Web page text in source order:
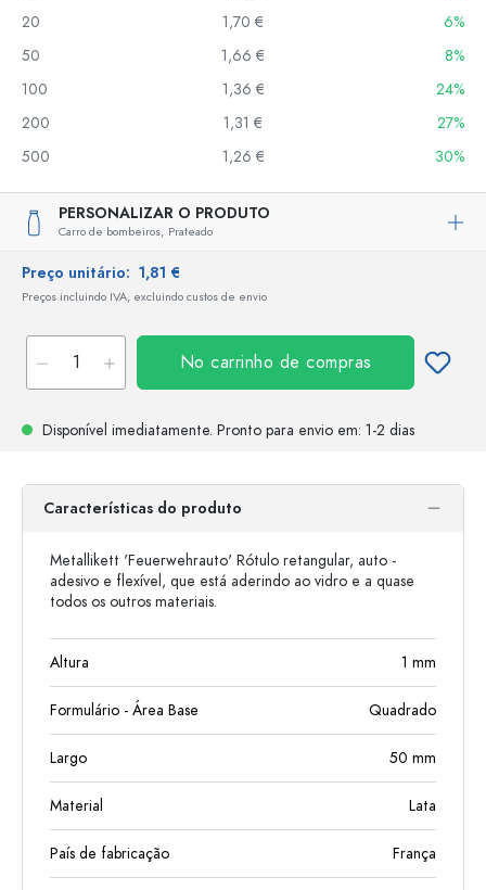
20
1,70 €
6%
50
1,66 €
8%
100
1,36 €
24%
200
1,31 €
27%
500
1,26 € 30%
PERSONALIZAR O PRODUTO
Carro de bombeiros, Prateado
Preço unitário: 1,81 €
Preços incluindo IVA, excluindo custos de envio
No carrinho de compras
Disponível imediatamente. Pronto para envio em: 1-2 dias
Características do produto
Metallikett 'Feuerwehrauto' Rótulo retangular, auto -
adesivo e flexível, que está aderindo ao vidro e a quase
todos os outros materiais.
Altura 1 mm
Formulário - Área Base Quadrado
Largo 50 mm
Material Lata
País de fabricação França